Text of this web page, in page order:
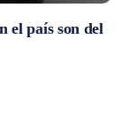
el país son del